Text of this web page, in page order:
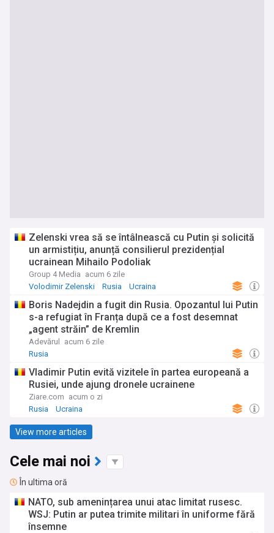
Zelenski vrea să se întâlnească cu Putin și solicită
un armistițiu, anunță consilierul prezidențial
ucrainean Mihailo Podoliak
Group 4 Media acum 6 zile
Volodimir Zelenski
Rusia Ucraina
Boris Nadejdin a fugit din Rusia. Opozantul lui Putin
s-a refugiat în Franța după ce a fost desemnat
„agent străin” de Kremlin
Adevărul
acum 6 zile
Rusia
Vladimir Putin evită vizitele în partea europeană a
Rusiei, unde ajung dronele ucrainene
Ziare.com acum o zi
Rusia
Ucraina
View more articles
Cele mai noi
În ultima oră
NATO, sub amenințarea unui atac limitat rusesc.
WSJ: Putin ar putea trimite militari în uniforme fără
însemne